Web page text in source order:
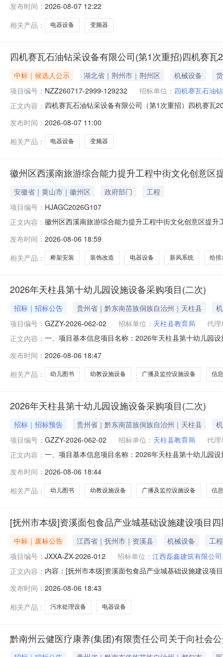
发布时间： 2026-08-07 12:22
相关产品：
电器设备 变频器
四机赛瓦石油钻采设备有限公司(第1次重招)四机赛
中标｜候选人公示 湖北省｜荆州市｜荆州区 机械设备
项目编号： NZZ260717-2999-129232 招标单位： 四机赛瓦石油
正文内容： 四机赛瓦石油钻采设备有限公司（第1次重招）四机赛瓦
产）框架协议其他各种电器设备二、项目编号：
发布时间： 2026-08-07 11:00
相关产品：
电器设备 变频器
徽州区西溪南旅游综合能力提升工程中街文化创意
安徽省｜黄山市｜徽州区 政府部门
工程
项目编号： HJAGC2026G107
正文内容： 徽州区西溪南旅游综合能力提升工程中街文化创意区提
溪南村中街60号、62号和村史馆及配套用房进行装饰改
发布时间： 2026-08-06 18:59
相关产品：
桥架安装 装饰改造 电器设备 新风系统 给排
2026年天柱县第十幼儿园设施设备采购项目(二次)
招标｜招标公告 贵州省｜黔东南苗族侗族自治州｜天柱县
项目编号： GZZY-2026-062-02 招标单位： 天柱县教育局
代理
正文内容： 一、项目基本信息项目名称：2026年天柱县第十幼儿园
购人信息采购单位名称：天柱县教育局项目联系人：彭
发布时间： 2026-08-06 18:47
相关产品：
幼儿图书 幼教设施设备 广播及监控设施设备 信
2026年天柱县第十幼儿园设施设备采购项目(二次)
招标｜招标预告 贵州省｜黔东南苗族侗族自治州｜天柱县
项目编号： GZZY-2026-062-02 招标单位： 天柱县教育局
代理
正文内容： 一、项目基本信息项目名称：2026年天柱县第十幼儿园
购人信息采购单位名称：天柱县教育局项目联系人：彭
发布时间： 2026-08-06 18:44
相关产品：
幼儿图书 幼教设施设备 广播及监控设施设备 信
[抚州市本级]资溪面包食品产业城基础设施建设项目
中标｜废标公告 江西省｜抚州市｜资溪县 机械设备
工程
项目编号： JXXA-ZX-2026-012 招标单位： 江西磊鑫建筑有限公司
正文内容： 内容：[抚州市本级]资溪面包食品产业城基础设施建设项
品产业城基础设施建设项目四期鹤城预处理技改项目-污
项目名称：资溪面包食品产业
发布时间： 2026-08-06 18:43
相关产品：
污水处理设备 电器设备
黔南州云健医疗康养(集团)有限责任公司关于向社会